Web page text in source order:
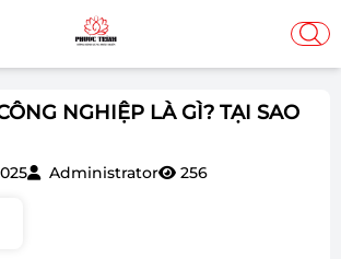
NGHIỆP LÀ GÌ? TẠI SAO
Administrator 256